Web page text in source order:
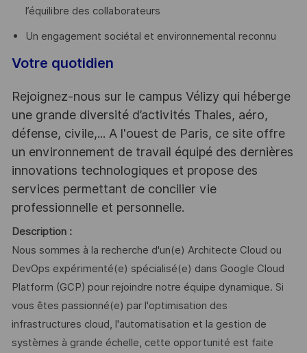
l’équilibre des collaborateurs
Un engagement sociétal et environnemental reconnu
Votre quotidien
Rejoignez-nous sur le campus Vélizy qui héberge
une grande diversité d’activités Thales, aéro,
défense, civile,... A l'ouest de Paris, ce site offre
un environnement de travail équipé des dernières
innovations technologiques et propose des
services permettant de concilier vie
professionnelle et personnelle.
Description :
Nous sommes à la recherche d'un(e) Architecte Cloud ou
DevOps expérimenté(e) spécialisé(e) dans Google Cloud
Platform (GCP) pour rejoindre notre équipe dynamique. Si
vous êtes passionné(e) par l'optimisation des
infrastructures cloud, l'automatisation et la gestion de
systèmes à grande échelle, cette opportunité est faite